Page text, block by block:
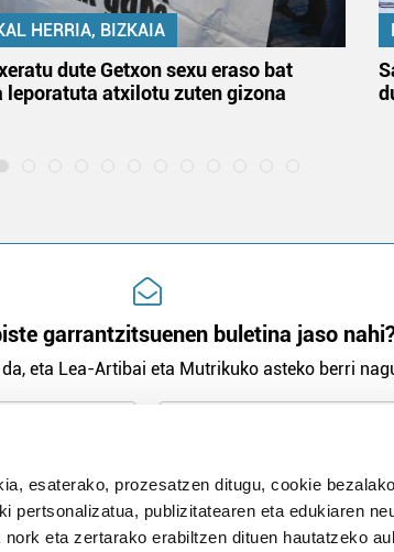
esaterako, prozesatzen ditugu, cookie
pertsonalizatua, publizitatearen eta edukiaren
eta zertarako erabiltzen dituen hautatzeko
HERRIA, BIZKAIA
dute Getxon sexu eraso bat
leporatuta atxilotu zuten gizona
garrantzitsuenen buletina jaso
eta Lea-Artibai eta Mutrikuko asteko berri